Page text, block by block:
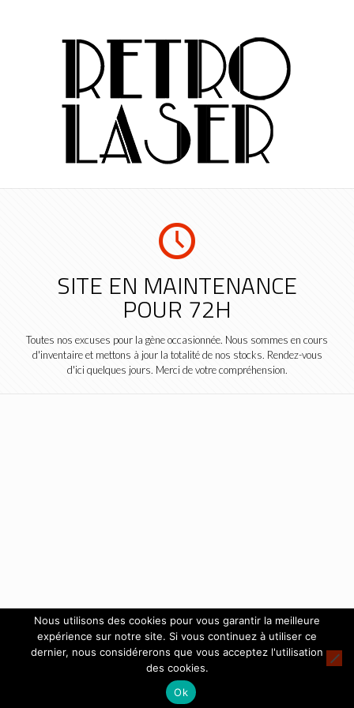
SITE EN MAINTENANCE
POUR 72H
Toutes nos excuses pour la gène occasionnée. Nous sommes en cours
d'inventaire et mettons à jour la totalité de nos stocks. Rendez-vous
d'ici quelques jours. Merci de votre compréhension.
Nous utilisons des cookies pour vous garantir la meilleure
expérience sur notre site. Si vous continuez à utiliser ce
dernier, nous considérerons que vous acceptez l'utilisation
des cookies.
Ok